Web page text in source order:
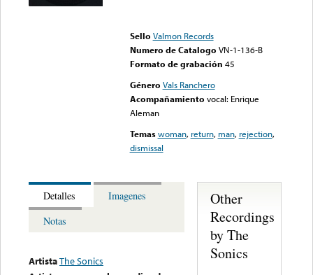
Sello Valmon Records
Numero de Catalogo VN-1-136-B
Formato de grabación 45
Género Vals Ranchero
Acompañamiento vocal: Enrique
Aleman
Temas woman, return, man, rejection,
dismissal
Detalles
Imagenes
Notas
ArtistaThe Sonics
Other
Recordings
by The
Sonics